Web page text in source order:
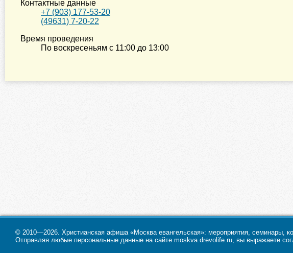
Контактные данные
+7 (903) 177-53-20
(49631) 7-20-22
Время проведения
По воскресеньям с 11:00 до 13:00
© 2010—2026. Христианская афиша «Москва евангельская»: мероприятия, семинары,
Отправляя любые персональные данные на сайте moskva.drevolife.ru, вы выражаете